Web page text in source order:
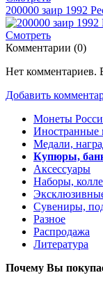
200000 заир 1992
Смотреть
Комментарии (0)
Нет комментариев.
Добавить
Монеты
Иностранные
Медали,
Купюры,
Аксессуары
Наборы,
Сувениры,
Разное
Распродажа
Литература
Почему Вы